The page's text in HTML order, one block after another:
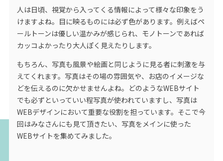
人は日頃、視覚から入ってくる情報によって様々な印象をう
けますよね。目に映るものには必ず色があります。例えばペ
ールトーンは優しい温かみが感じられ、モノトーンであれば
カッコよかったり大人ぽく見えたりします。
もちろん、写真も風景や絵画と同じように見る者に刺激を与
えてくれます。写真はその場の雰囲気や、お店のイメージな
どを伝えるのに欠かせませんよね。どのようなWEBサイト
でも必ずといっていい程写真が使われていますし、写真は
WEBデザインにおいて重要な役割を担っています。そこで今
回はみなさんにも見て頂きたい、写真をメインに使った
WEBサイトを集めてみました。